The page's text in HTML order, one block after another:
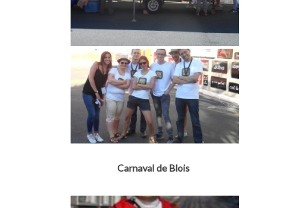
Carnaval de Blois